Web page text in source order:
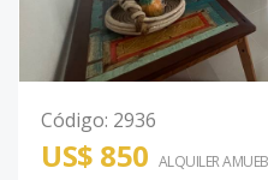
Código: 2936
US$ 850 ALQUILER